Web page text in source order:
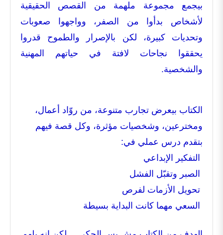
بيجمع مجموعة ملهمة من القصص الحقيقية
لأشخاص بدأوا من الصفر، وواجهوا صعوبات
وتحديات كبيرة، لكن بالإصرار والطموح قدروا
يحققوا نجاحات لافتة في حياتهم المهنية
والشخصية.
الكتاب بيعرض تجارب متنوعة، من روّاد أعمال،
ومخترعين، وشخصيات مؤثرة، وكل قصة فيهم
بتقدم درس عملي في:
التفكير الإبداعي
الصبر وتقبّل الفشل
تحويل الأزمات لفرص
السعي مهما كانت البداية بسيطة